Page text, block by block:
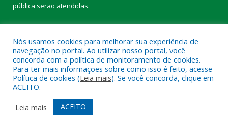
pública serão atendidas.
Todos os direitos reservados a Prefeitura Municipal de Faro.
Mapa do Site
Acessar Área Administrativa
Acessar Webmail
Nós usamos cookies para melhorar sua experiência de
navegação no portal. Ao utilizar nosso portal, você
concorda com a política de monitoramento de cookies.
Para ter mais informações sobre como isso é feito, acesse
Política de cookies (Leia mais). Se você concorda, clique em
ACEITO.
Leia mais
ACEITO